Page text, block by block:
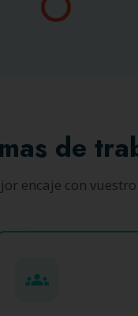
de
encaje con
groups